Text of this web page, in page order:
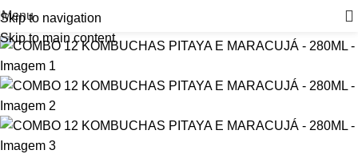
Skip to navigation
Skip to main content
Menu
-12%